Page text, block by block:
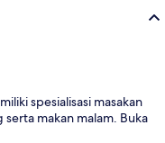
spesialisasi masakan
serta makan malam. Buka